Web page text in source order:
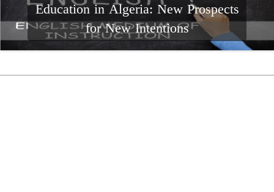
in Algeria: New Prospects
for New Intentions